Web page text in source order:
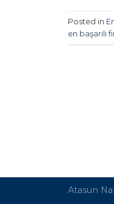
Posted in
en başarılı
Atasun